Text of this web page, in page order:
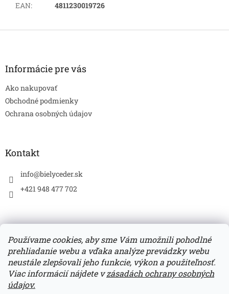
Používame cookies, aby sme Vám umožnili pohodlné
prehliadanie webu a vďaka analýze prevádzky webu
neustále zlepšovali jeho funkcie, výkon a použiteľnosť.
Viac informácií nájdete vzásadách ochrany osobných
údajov.
EAN: 4811230019726
Informácie pre vás
Ako nakupovať
Obchodné podmienky
Ochrana osobných údajov
Kontakt
info@bielyceder.sk
+421 948 477 702
Zboží.cz Heureka.sk